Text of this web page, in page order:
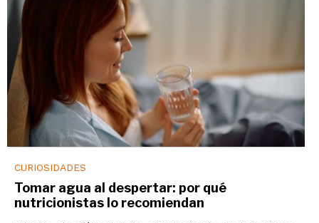
CURIOSIDADES
Tomar agua al despertar: por qué
nutricionistas lo recomiendan